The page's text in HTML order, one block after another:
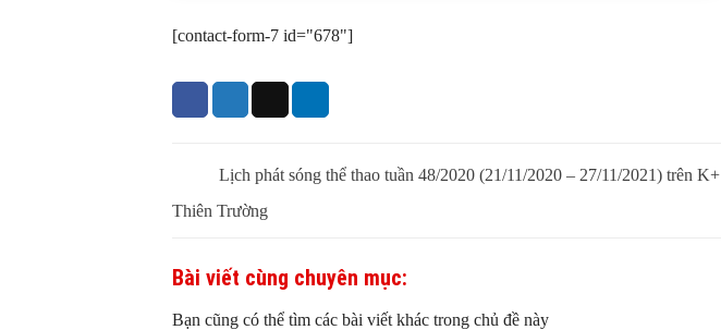
[contact-form-7 id="678"]
Lịch phát sóng thể thao tuần 48/2020 (21/11/2020 – 27/11/2021) trên K+
Thiên Trường
Bài viết cùng chuyên mục:
Bạn cũng có thể tìm các bài viết khác trong chủ đề này